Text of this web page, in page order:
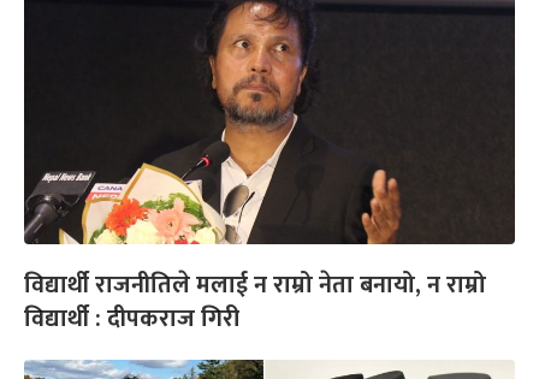
विद्यार्थी राजनीतिले मलाई न राम्रो नेता बनायो, न राम्रो
विद्यार्थी : दीपकराज गिरी